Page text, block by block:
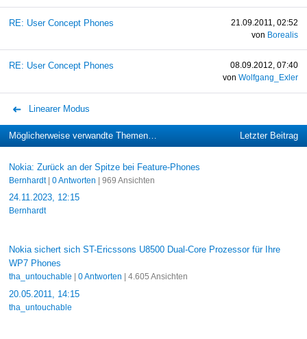
RE: User Concept Phones
21.09.2011, 02:52
von Borealis
RE: User Concept Phones
08.09.2012, 07:40
vonWolfgang_Exler
Linearer Modus
Möglicherweise verwandte Themen… Letzter Beitrag
Nokia: Zurück an der Spitze bei Feature-Phones
Bernhardt| 0 Antworten | 969 Ansichten
24.11.2023, 12:15
Bernhardt
Nokia sichert sich ST-Ericssons U8500 Dual-Core Prozessor für Ihre
WP7 Phones
tha_untouchable 0 Antworten | 4.605 Ansichten
20.05.2011, 14:15
tha_untouchable